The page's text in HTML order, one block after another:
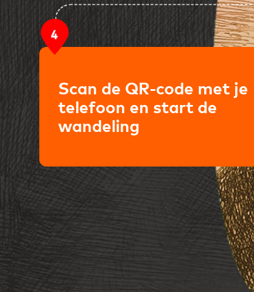
Scan de QR-code met je
telefoon en start de
wandeling